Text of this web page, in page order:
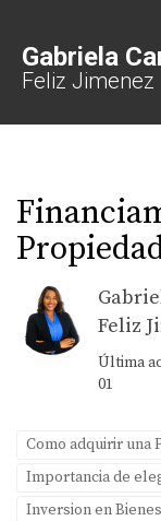
Gabriela
Feliz Jimenez
Feliz
Última
01
Como adquirir una
Importancia de
Inversion en